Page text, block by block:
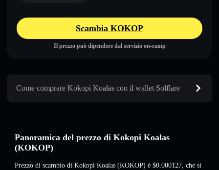
Scambia KOKOP
Il prezzo può dipendere dal servizio on-ramp
Come comprare Kokopi Koalas con il wallet Solflare
Panoramica del prezzo di Kokopi Koalas
(KOKOP)
Prezzo di scambio di Kokopi Koalas (KOKOP) è $0.000127, che si